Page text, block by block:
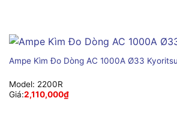
Ampe Kìm Đo Dòng AC 1000A Ø33
Model: 2200R
Giá:2,110,000₫